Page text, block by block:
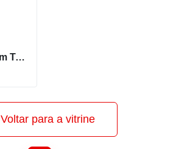
Copo Refresh Com Tampa E Canudo 550Ml
Voltar para a vitrine